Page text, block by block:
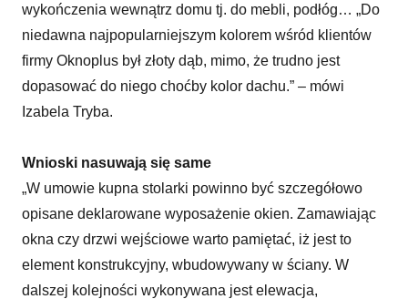
wykończenia wewnątrz domu tj. do mebli, podłóg… „Do
niedawna najpopularniejszym kolorem wśród klientów
firmy Oknoplus był złoty dąb, mimo, że trudno jest
dopasować do niego choćby kolor dachu.” – mówi
Izabela Tryba.
Wnioski nasuwają się same
„W umowie kupna stolarki powinno być szczegółowo
opisane deklarowane wyposażenie okien. Zamawiając
okna czy drzwi wejściowe warto pamiętać, iż jest to
element konstrukcyjny, wbudowywany w ściany. W
dalszej kolejności wykonywana jest elewacja,